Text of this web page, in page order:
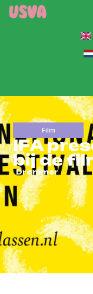
Film
IFA
bij de
Drømmer